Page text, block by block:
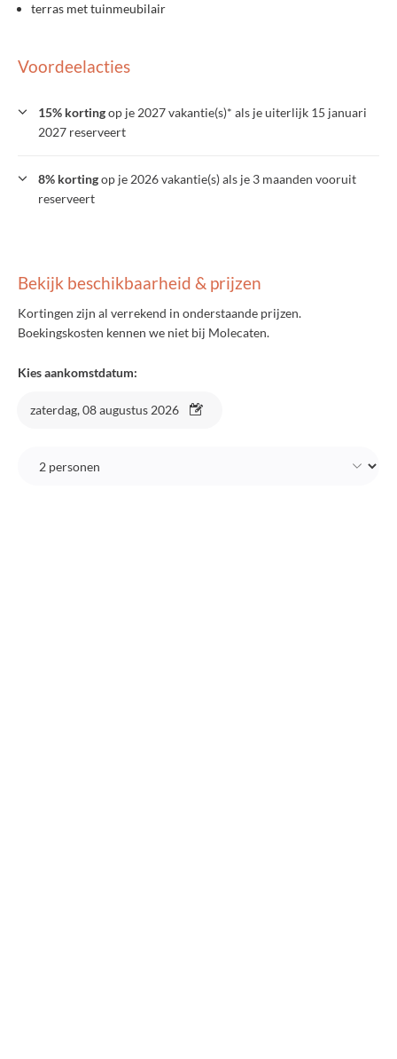
terras met tuinmeubilair
Voordeelacties
15% kortingop je 2027 vakantie(s)* als je uiterlijk 15 januari
2027 reserveert
8% kortingop je 2026 vakantie(s) als je 3 maanden vooruit
reserveert
Bekijk beschikbaarheid & prijzen
Kortingen zijn al verrekend in onderstaande prijzen.
Boekingskosten kennen we niet bij Molecaten.
Kies aankomstdatum:
zaterdag, 08 augustus 2026